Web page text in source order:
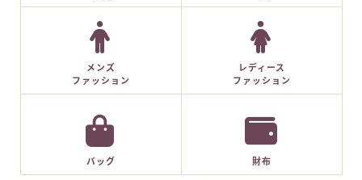
メンズ
ファッション
レディース
ファッション
バッグ 財布